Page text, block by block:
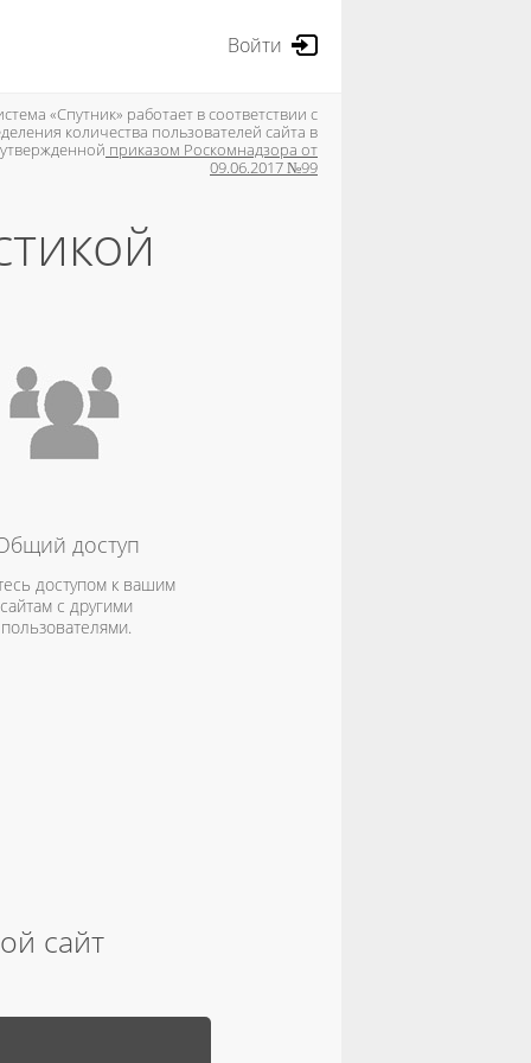
Войти
«Спутник» работает в соответствии с
количества пользователей сайта в
приказом Роскомнадзора от
09.06.2017 №99
доступ
доступом к вашим
сайтам с другими
пользователями.
сайт